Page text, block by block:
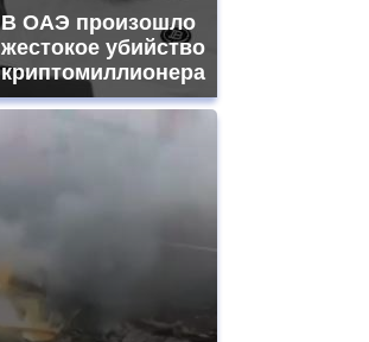
В ОАЭ произошло
жестокое убийство
криптомиллионера